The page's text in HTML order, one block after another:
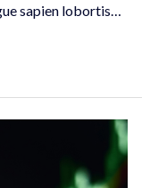
sapien lobortis…